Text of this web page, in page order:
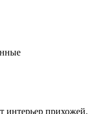
интерьер прихожей.